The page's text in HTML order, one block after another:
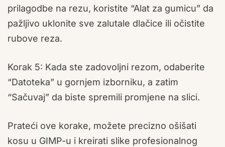
prilagodbe na rezu, koristite “Alat za gumicu” da
pažljivo uklonite sve zalutale dlačice ili očistite
rubove reza.
Korak 5: Kada ste zadovoljni rezom, odaberite
“Datoteka” u gornjem izborniku, a zatim
“Sačuvaj” da biste spremili promjene na slici.
Prateći ove korake, možete precizno ošišati
kosu u GIMP-u i kreirati slike profesionalnog